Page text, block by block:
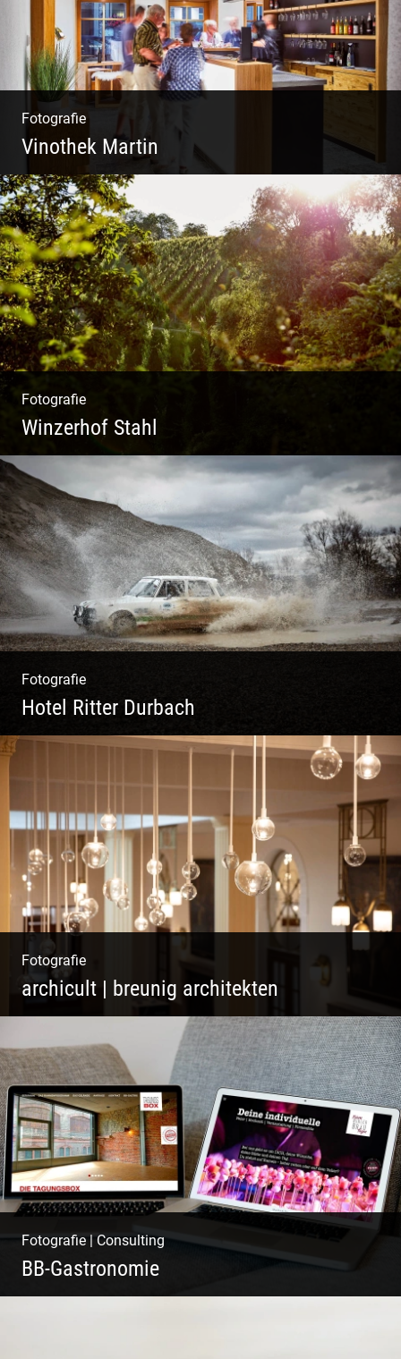
Fotografie
Vinothek Martin
Shooting Vinothek und Ferienwohnung
Fotografie
Winzerhof Stahl
Ganz neu durfte es werden. Alles. Fotos.
Web. Shop.
Fotografie
Hotel Ritter Durbach
Matsch|Oldtimer|Männer|Spass
Fotografie
archicult | breunig architekten
Wasser im Fluss der Kurstadt
Fotografie|Consulting
BB-Gastronomie